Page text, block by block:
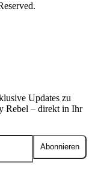
Updates zu
Rebel – direkt in Ihr